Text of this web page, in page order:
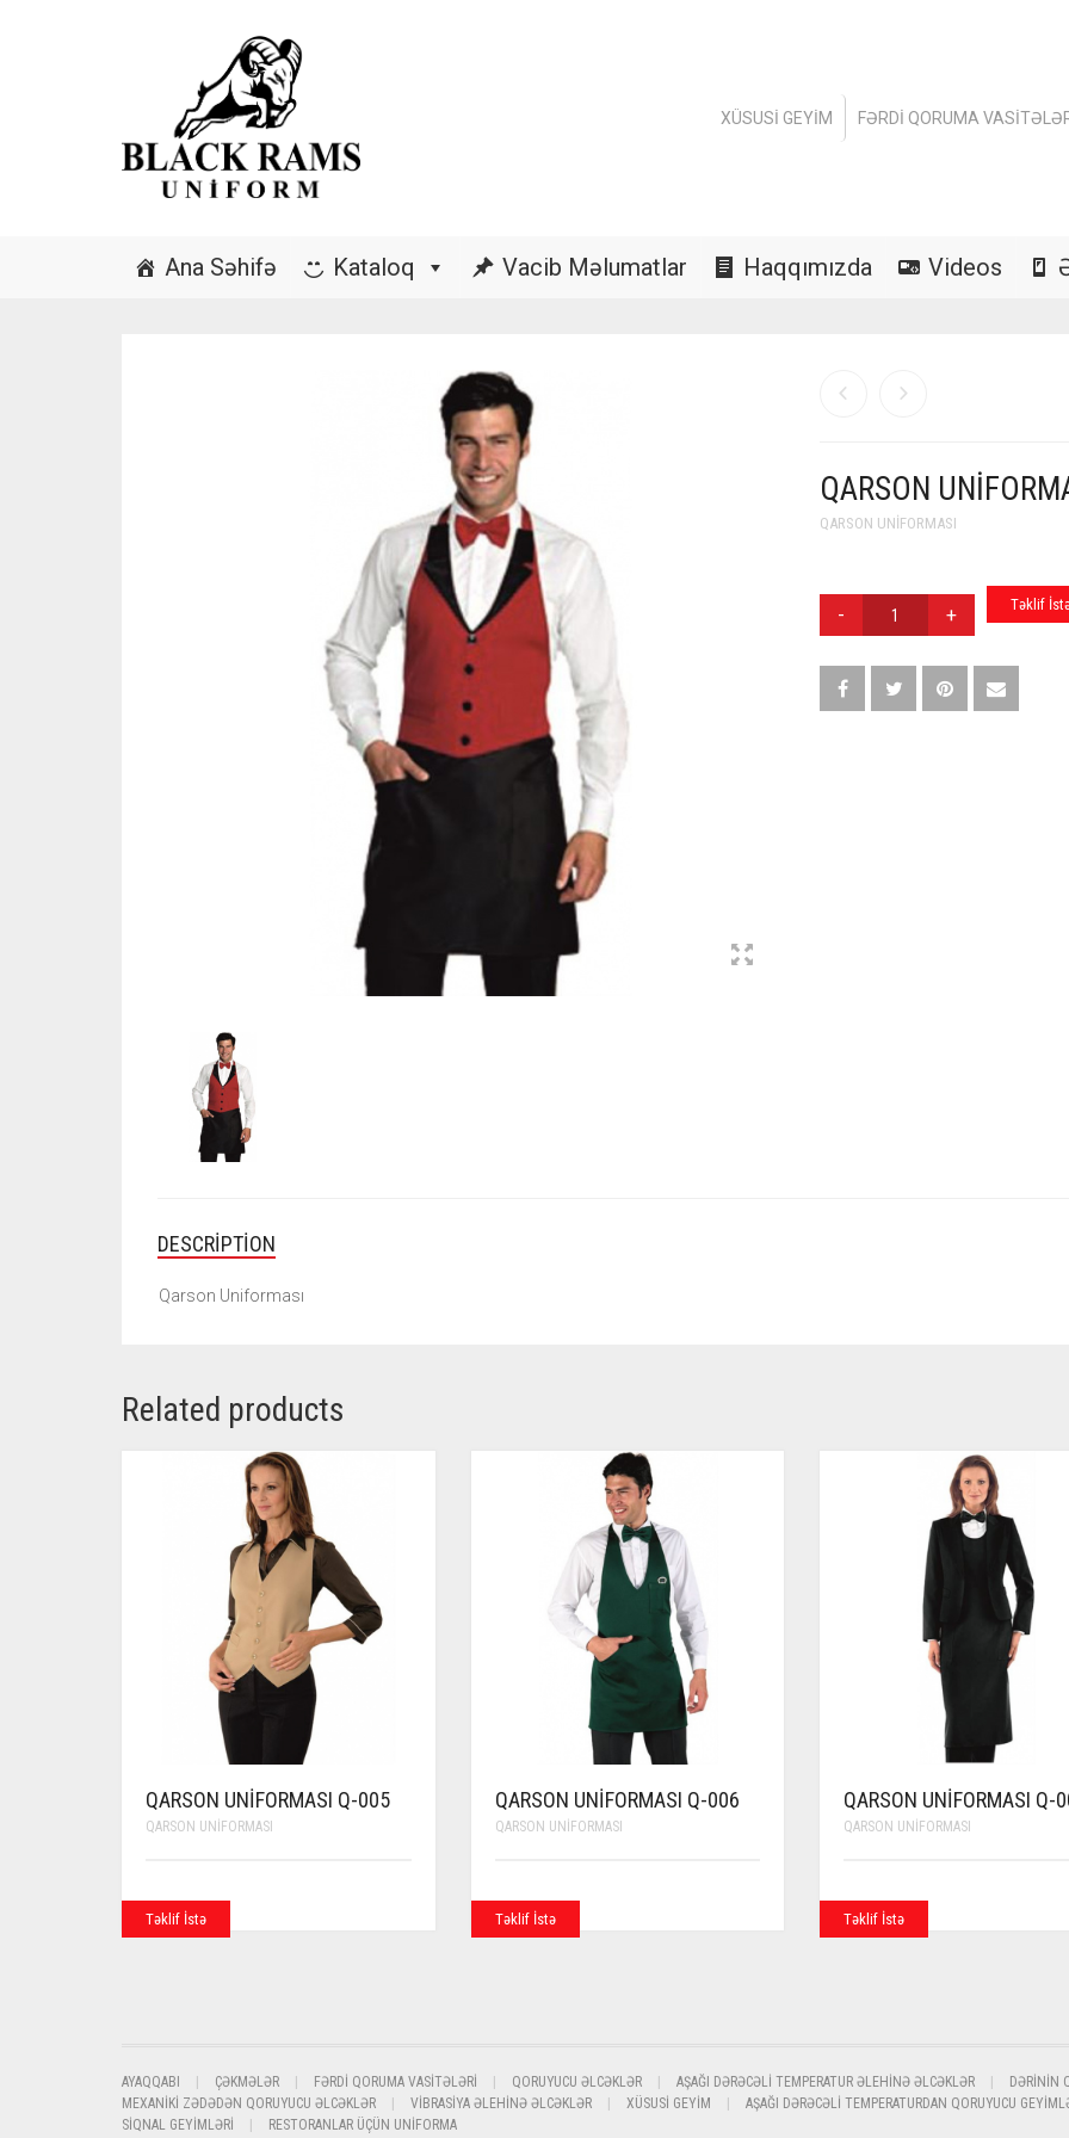
XÜSUSI GEYIM FƏRDI QORUMA
Ana Səhifə Kataloq Vacib Məlumatlar Haqqımızda Videos
QARSON
QARSON UNIFORMASI
UNIFORMASI
008
QUANTITY
Təklif
DESCRIPTION
Qarson Uniforması
Related products
QARSON UNIFORMASI Q-005
QARSON UNIFORMASI
Təklif İstə
QARSON UNIFORMASI Q-006
QARSON UNIFORMASI
Təklif İstə
QARSON UNIFORMASI Q-
QARSON UNIFORMASI
Təklif İstə
AYAQQABI ÇƏKMƏLƏR FƏRDI QORUMA VASITƏLƏRI QORUYUCU ƏLCƏKLƏR AŞAĞI DƏRƏCƏLI TEMPERATUR ƏLEHINƏ ƏLCƏKLƏR
DƏRININ
MEXANIKI ZƏDƏDƏN QORUYUCU ƏLCƏKLƏR
VIBRASIYA ƏLEHINƏ ƏLCƏKLƏR XÜSUSI GEYIM
AŞAĞI DƏRƏCƏLI TEMPERATURDAN QORUYUCU
SIQNAL GEYIMLƏRI
RESTORANLAR ÜÇÜN UNIFORMA